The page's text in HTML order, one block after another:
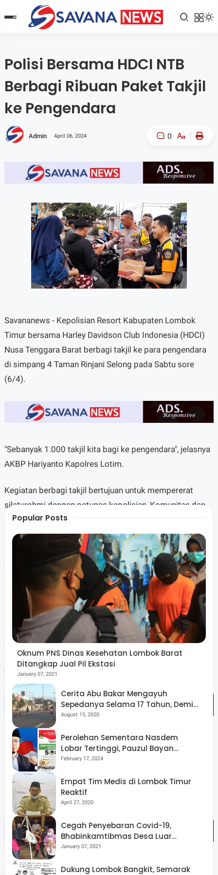
Polisi Bersama HDCI NTB
Berbagi Ribuan Paket Takjil
ke Pengendara
Admin April 06, 2024 0
A- A+
Savananews - Kepolisian Resort Kabupaten Lombok
Timur bersama Harley Davidson Club Indonesia (HDCI)
Nusa Tenggara Barat berbagi takjil ke para pengendara
di simpang 4 Taman Rinjani Selong pada Sabtu sore
(6/4).
"Sebanyak 1.000 takjil kita bagi ke pengendara", jelasnya
AKBP Hariyanto Kapolres Lotim.
Kegiatan berbagi takjil bertujuan untuk mempererat
silaturohmi dengan petugas kepolisian, Komunitas dan
masyarakat di bulan suci ramadan.
Lanjut Hariyanto hal - hal positif seperti itu layak untuk
diapresiasi dan layak ditiru untuk selalu berbagi secara
berkesinambungan
"Kegiatan ini bagus, kami ucapkan terima kasih kepada
HDCI NTB", ucapnya.
Selain berbagi takjil ke pengendara, Kepolisian bersama
HDCI NTB juga membagikan santunan kepada anak
yatim di Masjid Al - Amanah Embung Papak Selong.
Rodiatul Jannah salah seorang pengendara memberi
apresiasi kepada pihak Kepolisian dan HDCI NTB atas
berbagi takjil gratis ke pengendara. (Dune).
Popular Posts
Oknum PNS Dinas Kesehatan Lombok Barat
Ditangkap Jual Pil Ekstasi
January 07, 2021
Cerita Abu Bakar Mengayuh
Sepedanya Selama 17 Tahun, Demi
Menggelorakan Kemerdekaan
August 15, 2020
Perolehan Sementara Nasdem
Lobar Tertinggi, Pauzul Bayan
Berpeluang “Rebut” Kursi Dapil 3
February 17, 2024
Empat Tim Medis di Lombok Timur
Reaktif
April 27, 2020
Cegah Penyebaran Covid-19,
Bhabinkamtibmas Desa Luar
Pantau Kegiatan Posyandu
January 07, 2021
Dukung Lombok Bangkit, Semarak